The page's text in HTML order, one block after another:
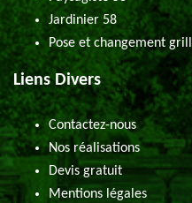
Jardinier 58
Pose et changement
Liens Divers
Contactez-nous
Nos réalisations
Devis gratuit
Mentions légales